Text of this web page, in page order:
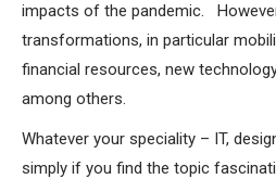
impacts of the pandemic.
transformations, in particular
financial resources, new
among others.
Whatever your speciality – IT,
simply if you find the topic